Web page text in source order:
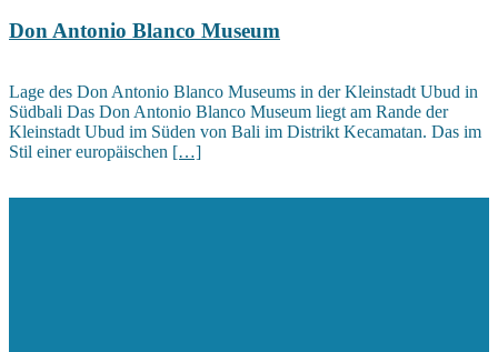
Don Antonio Blanco Museum
Lage des Don Antonio Blanco Museums in der Kleinstadt Ubud in
Südbali Das Don Antonio Blanco Museum liegt am Rande der
Kleinstadt Ubud im Süden von Bali im Distrikt Kecamatan. Das im
Stil einer europäischen […]